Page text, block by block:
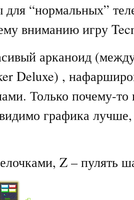
для “нормальных”
вниманию игру
арканоид
Deluxe) ,
Только почему-то
графика
Z – пулять